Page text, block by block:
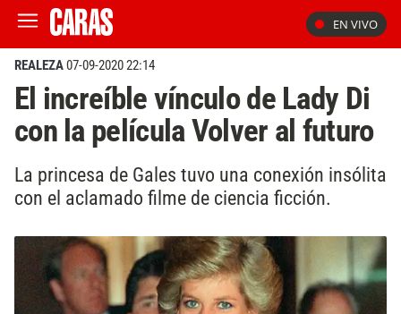
EN VIVO
REALEZA07-09-2020 22:14
El increíble vínculo de Lady Di
con la película Volver al futuro
La princesa de Gales tuvo una conexión insólita
con el aclamado filme de ciencia ficción.